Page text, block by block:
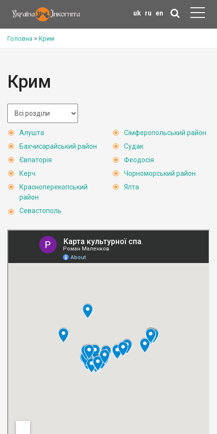
uk ru en
Головна > Крим
Крим
Алушта
Бахчисарайський район
Євпаторія
Керч
Красноперекопський
район
Севастополь
Сімферопольський район
Судак
Феодосія
Чорноморський район
Ялта